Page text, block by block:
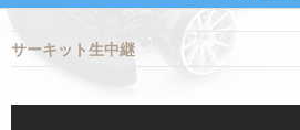
サーキット生中継